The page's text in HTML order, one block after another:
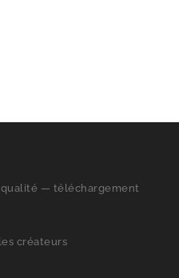
qualité — téléchargement
créateurs